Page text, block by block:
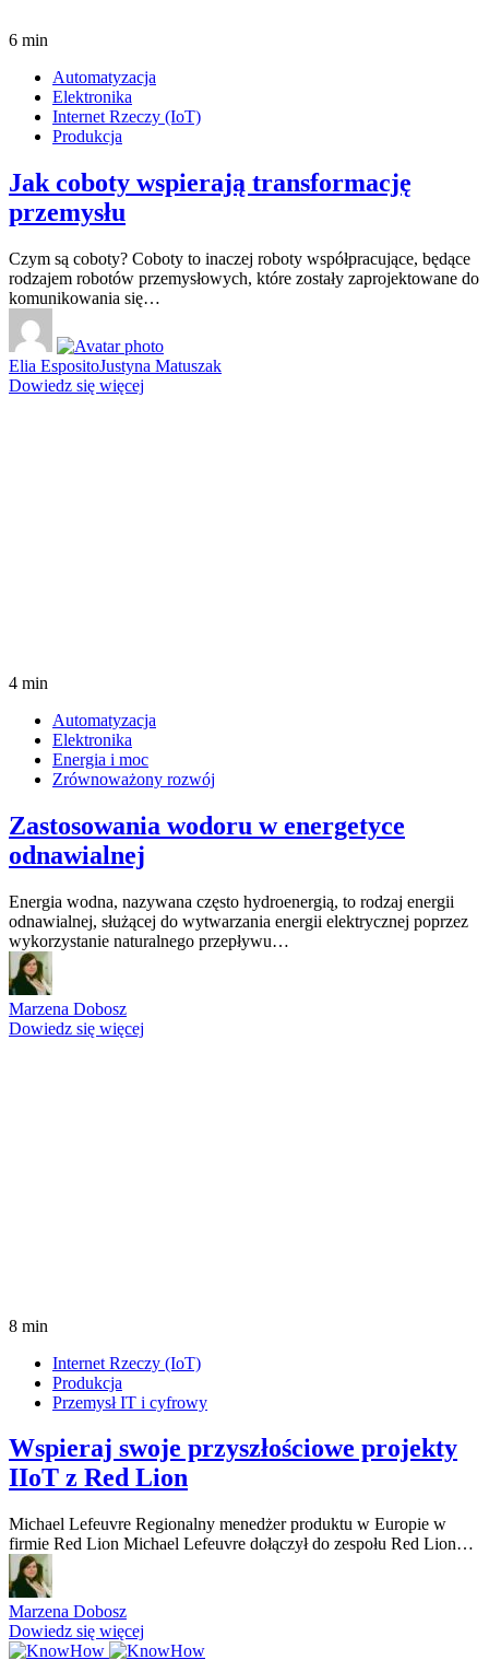
6 min
Automatyzacja
Elektronika
Internet Rzeczy (IoT)
Produkcja
Jak coboty wspierają transformację
przemysłu
Czym są coboty? Coboty to inaczej roboty współpracujące, będące
rodzajem robotów przemysłowych, które zostały zaprojektowane do
komunikowania się…
Elia EspositoJustyna Matuszak
Dowiedz się więcej
4 min
Automatyzacja
Elektronika
Energia i moc
Zrównoważony rozwój
Zastosowania wodoru w energetyce
odnawialnej
Energia wodna, nazywana często hydroenergią, to rodzaj energii
odnawialnej, służącej do wytwarzania energii elektrycznej poprzez
wykorzystanie naturalnego przepływu…
Marzena Dobosz
Dowiedz się więcej
8 min
Internet Rzeczy (IoT)
Produkcja
Przemysł IT i cyfrowy
Wspieraj swoje przyszłościowe projekty
IIoT z Red Lion
Michael Lefeuvre Regionalny menedżer produktu w Europie w
firmie Red Lion Michael Lefeuvre dołączył do zespołu Red Lion…
Marzena Dobosz
Dowiedz się więcej